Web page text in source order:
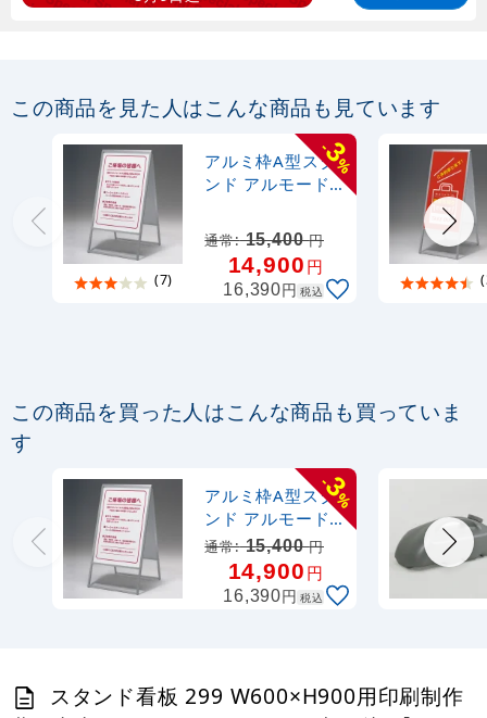
この商品を見た人はこんな商品も見ています
(7)
-
3
%
アルミ枠A型スタ
ンド アルモード
600×900
通常:15,400円
14,900円
16,390円 税込
この商品を買った人はこんな商品も買っていま
す
-
3
%
アルミ枠A型スタ
ンド アルモード
299 屋外用 両面
600×900
通常:15,400円
14,900円
16,390円 税込
スタンド看板 299 W600×H900用印刷制作